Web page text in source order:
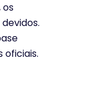
os
oficiais.